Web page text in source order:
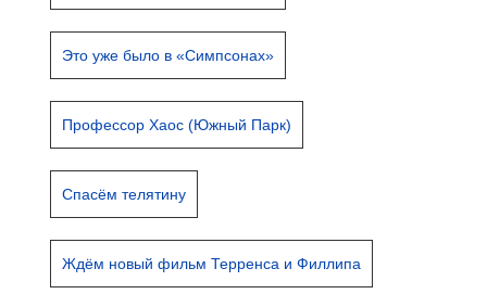
Это уже было в «Симпсонах»
Профессор Хаос (Южный Парк)
Спасём телятину
Ждём новый фильм Терренса и Филлипа